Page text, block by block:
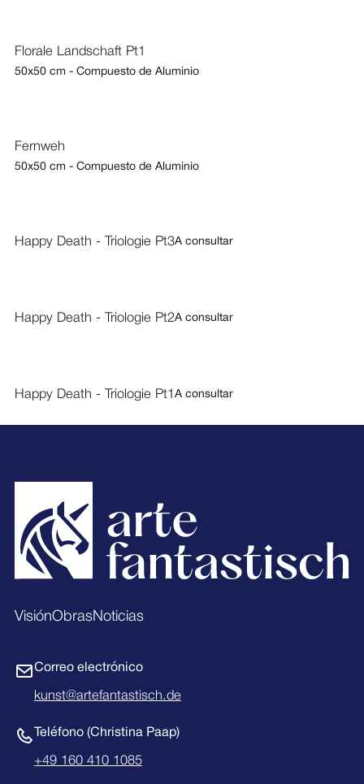
Florale Landschaft Pt1
50x50 cm - Compuesto de Aluminio
Fernweh
50x50 cm - Compuesto de Aluminio
Happy Death - Triologie Pt3A consultar
Happy Death - Triologie Pt2A consultar
Happy Death - Triologie Pt1 A consultar
VisiónObrasNoticias
Correo electrónico
kunst@artefantastisch.de
Teléfono (Christina Paap)
+49 160 410 1085